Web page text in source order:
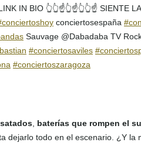
IN BIO 👆👆☝️👆☝️👆👆☝️ SIENTE
conciertosespaña
Sauvage @Dabadaba TV
#conciertosaviles
#conciertoszaragoza
, baterías que rompen el
dejarlo todo en el escenario. ¿Y la